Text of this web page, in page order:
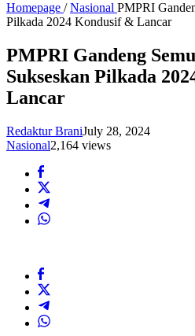
Homepage / Nasional PMPRI
Pilkada 2024 Kondusif & Lancar
PMPRI Gandeng
Sukseskan Pilkada
Lancar
Redaktur BraniJuly 28, 2024
Nasional2,164 views